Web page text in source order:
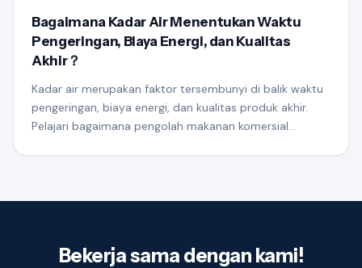
Bagaimana Kadar Air Menentukan Waktu
Pengeringan, Biaya Energi, dan Kualitas
Akhir？
Kadar air merupakan faktor tersembunyi di balik waktu
pengeringan, biaya energi, dan kualitas produk akhir.
Pelajari bagaimana pengolah makanan komersial
Bekerja sama dengan kami!